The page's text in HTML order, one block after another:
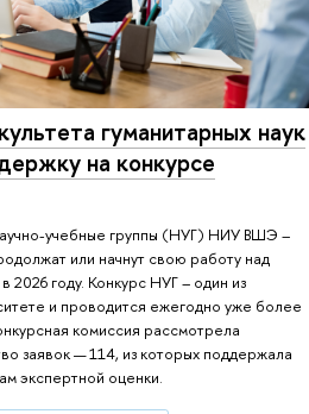
гуманитарных наук
на конкурсе
учебные группы (НУГ) НИУ ВШЭ –
или начнут свою работу над
2026 году. Конкурс НУГ – один из
и проводится ежегодно уже более
комиссия рассмотрела
заявок — 114, из которых поддержала
экспертной оценки.